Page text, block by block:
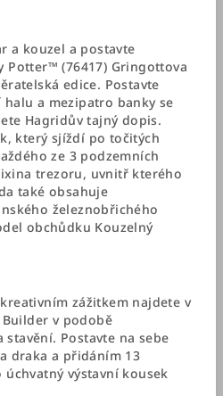
a kouzel a postavte
Potter™ (76417) Gringottova
edice. Postavte
a mezipatro banky se
Hagridův tajný dopis.
který sjíždí po točitých
ze 3 podzemních
trezoru, uvnitř kterého
také obsahuje
železnobřichého
obchůdku Kouzelný
zážitkem najdete v
Builder v podobě
Postavte na sebe
draka a přidáním 13
výstavní kousek